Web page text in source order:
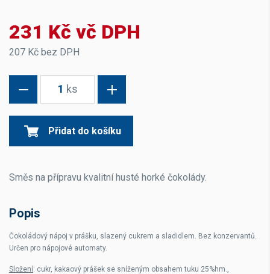
231 Kč vč DPH
207 Kč bez DPH
1 ks
Přidat do košíku
Směs na přípravu kvalitní husté horké čokolády.
Popis
Čokoládový nápoj v prášku, slazený cukrem a sladidlem. Bez konzervantů.
Určen pro nápojové automaty.
Složení: cukr, kakaový prášek se sníženým obsahem tuku 25%hm.,